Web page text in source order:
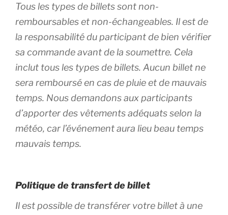
Tous les types de billets sont non-
remboursables et non-échangeables. Il est de
la responsabilité du participant de bien vérifier
sa commande avant de la soumettre. Cela
inclut tous les types de billets. Aucun billet ne
sera remboursé en cas de pluie et de mauvais
temps. Nous demandons aux participants
d’apporter des vêtements adéquats selon la
météo, car l’événement aura lieu beau temps
mauvais temps.
Politique de transfert de billet
Il est possible de transférer votre billet à une